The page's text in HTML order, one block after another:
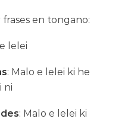
en tongano:
lelei
: Malo e lelei ki he
ni
: Malo e lelei ki